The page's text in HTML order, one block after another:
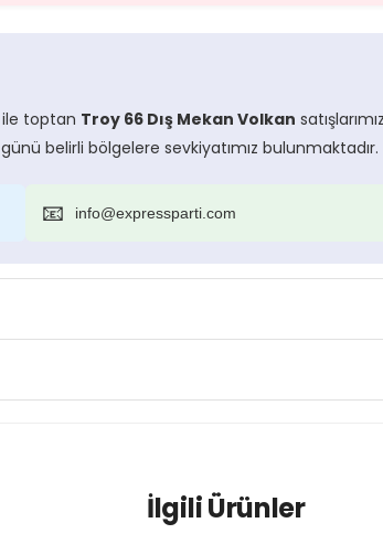
toptan Troy 66 Dış Mekan Volkan
belirli bölgelere sevkiyatımız
📧 info@expressparti.com
İlgili Ürünler